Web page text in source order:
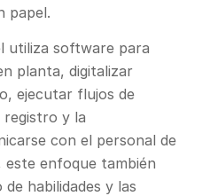
papel.
utiliza software para
planta, digitalizar
ejecutar flujos de
y la
con el personal de
este enfoque también
habilidades y las